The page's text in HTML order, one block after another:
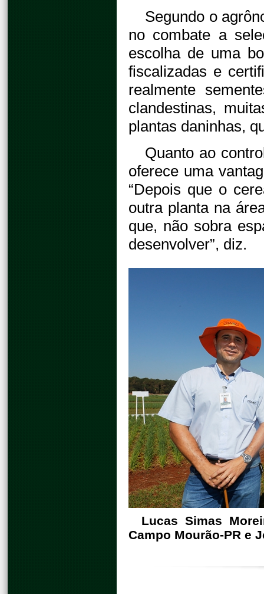
Segundo o
no combate a
escolha de uma
fiscalizadas e
realmente
clandestinas,
plantas daninhas,
Quanto ao
oferece uma
“Depois que o
outra planta na
que, não sobra
desenvolver”, diz.
Lucas Simas
Campo Mourão-PR e